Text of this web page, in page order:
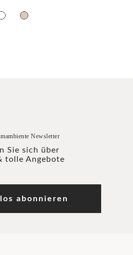
Newsletter
Sie sich über
tolle Angebote
abonnieren